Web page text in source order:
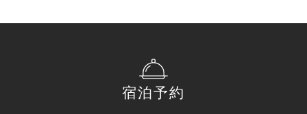
宿泊予約